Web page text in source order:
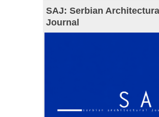
SAJ: Serbian Architectural
Journal